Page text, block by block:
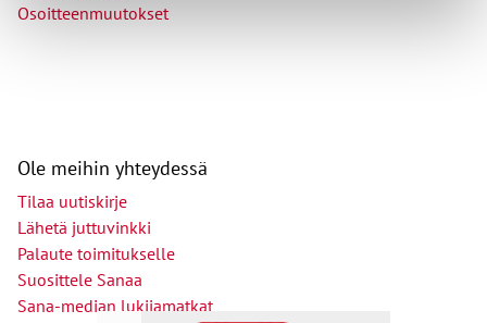
Osoitteenmuutokset
Ole meihin yhteydessä
Tilaa uutiskirje
Lähetä juttuvinkki
Palaute toimitukselle
Suosittele Sanaa
Sana-median lukijamatkat